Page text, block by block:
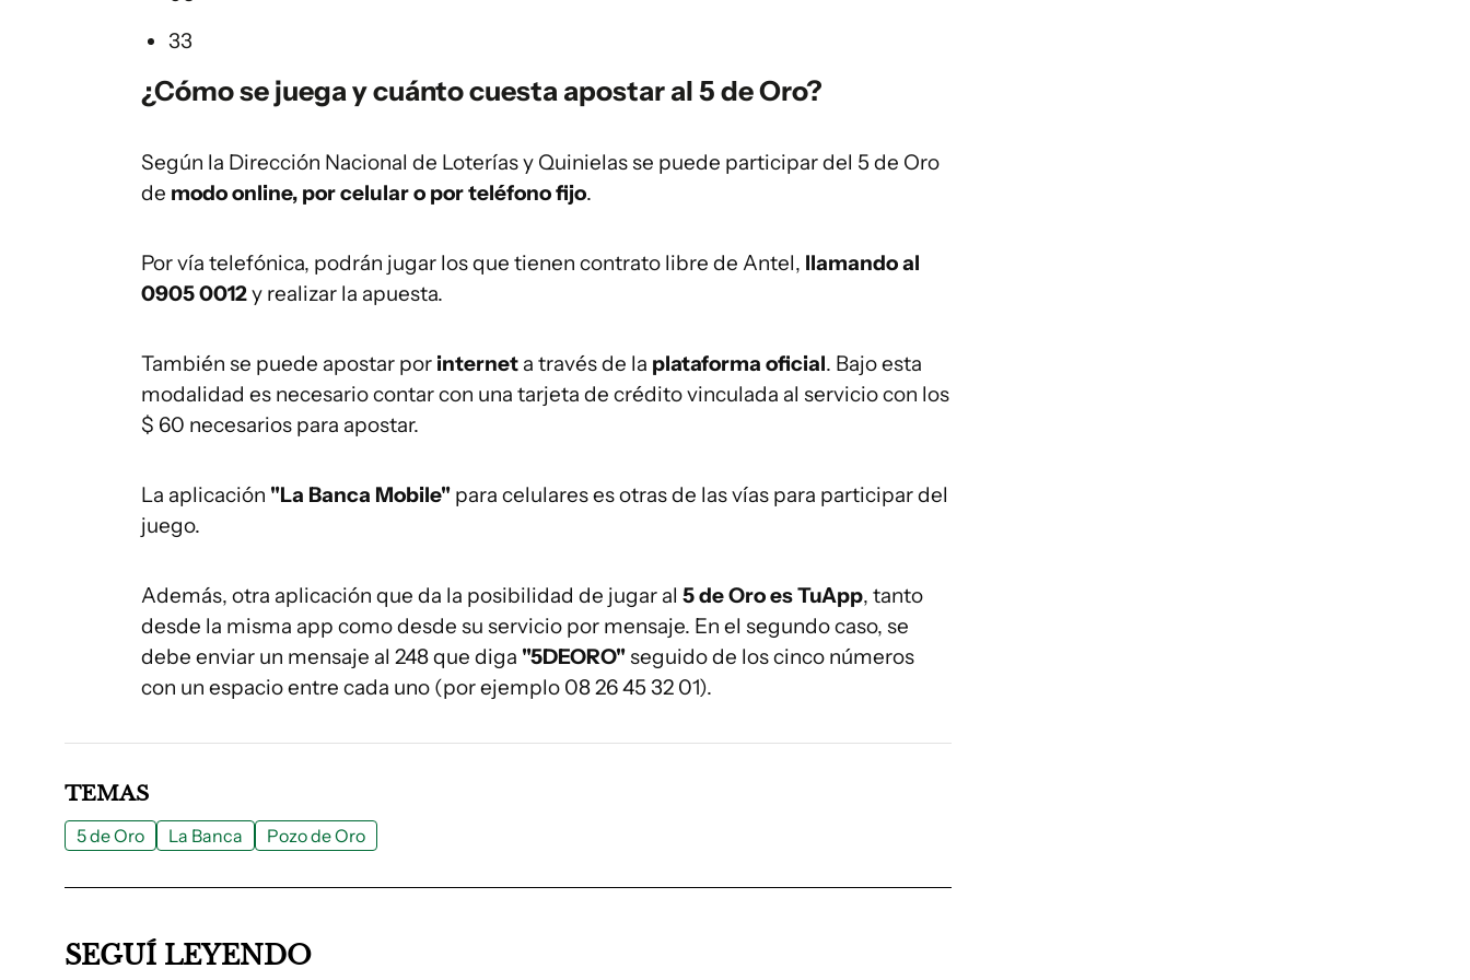
33
¿Cómo se juega y cuánto cuesta apostar al 5 de Oro?
Según la Dirección Nacional de Loterías y Quinielas se puede participar del 5 de Oro
de modo online, por celular o por teléfono fijo.
Por vía telefónica, podrán jugar los que tienen contrato libre de Antel, llamando al
0905 0012y realizar la apuesta.
También se puede apostar por internet a través de la plataforma oficial. Bajo esta
modalidad es necesario contar con una tarjeta de crédito vinculada al servicio con los
$ 60 necesarios para apostar.
La aplicación "La Banca Mobile" para celulares es otras de las vías para participar del
juego.
Además, otra aplicación que da la posibilidad de jugar al 5 de Oro es TuApp, tanto
desde la misma app como desde su servicio por mensaje. En el segundo caso, se
debe enviar un mensaje al 248 que diga "5DEORO"seguido de los cinco números
con un espacio entre cada uno (por ejemplo 08 26 45 32 01).
TEMAS
5 de Oro La Banca Pozo de Oro
SEGUÍ LEYENDO